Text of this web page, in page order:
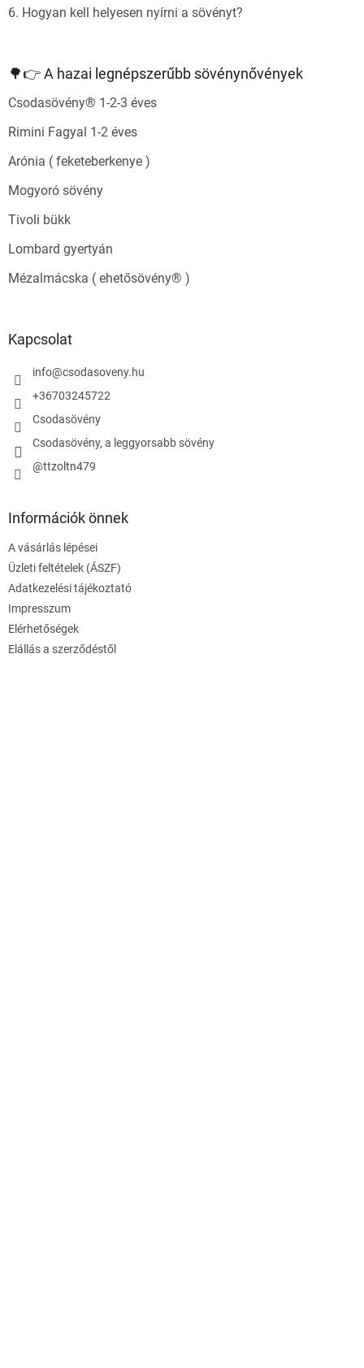
6. Hogyan kell helyesen nyírni a sövényt?
🌳👉 A hazai legnépszerűbb sövénynővények
Csodasövény® 1-2-3 éves
Rimini Fagyal 1-2 éves
Arónia ( feketeberkenye )
Mogyoró sövény
Tivoli bükk
Lombard gyertyán
Mézalmácska ( ehetősövény® )
Kapcsolat
info@csodasoveny.hu
+36703245722
Csodasövény
Csodasövény, a leggyorsabb sövény
@ttzoltn479
Információk önnek
A vásárlás lépései
Üzleti feltételek (ÁSZF)
Adatkezelési tájékoztató
Impresszum
Elérhetőségek
Elállás a szerződéstől